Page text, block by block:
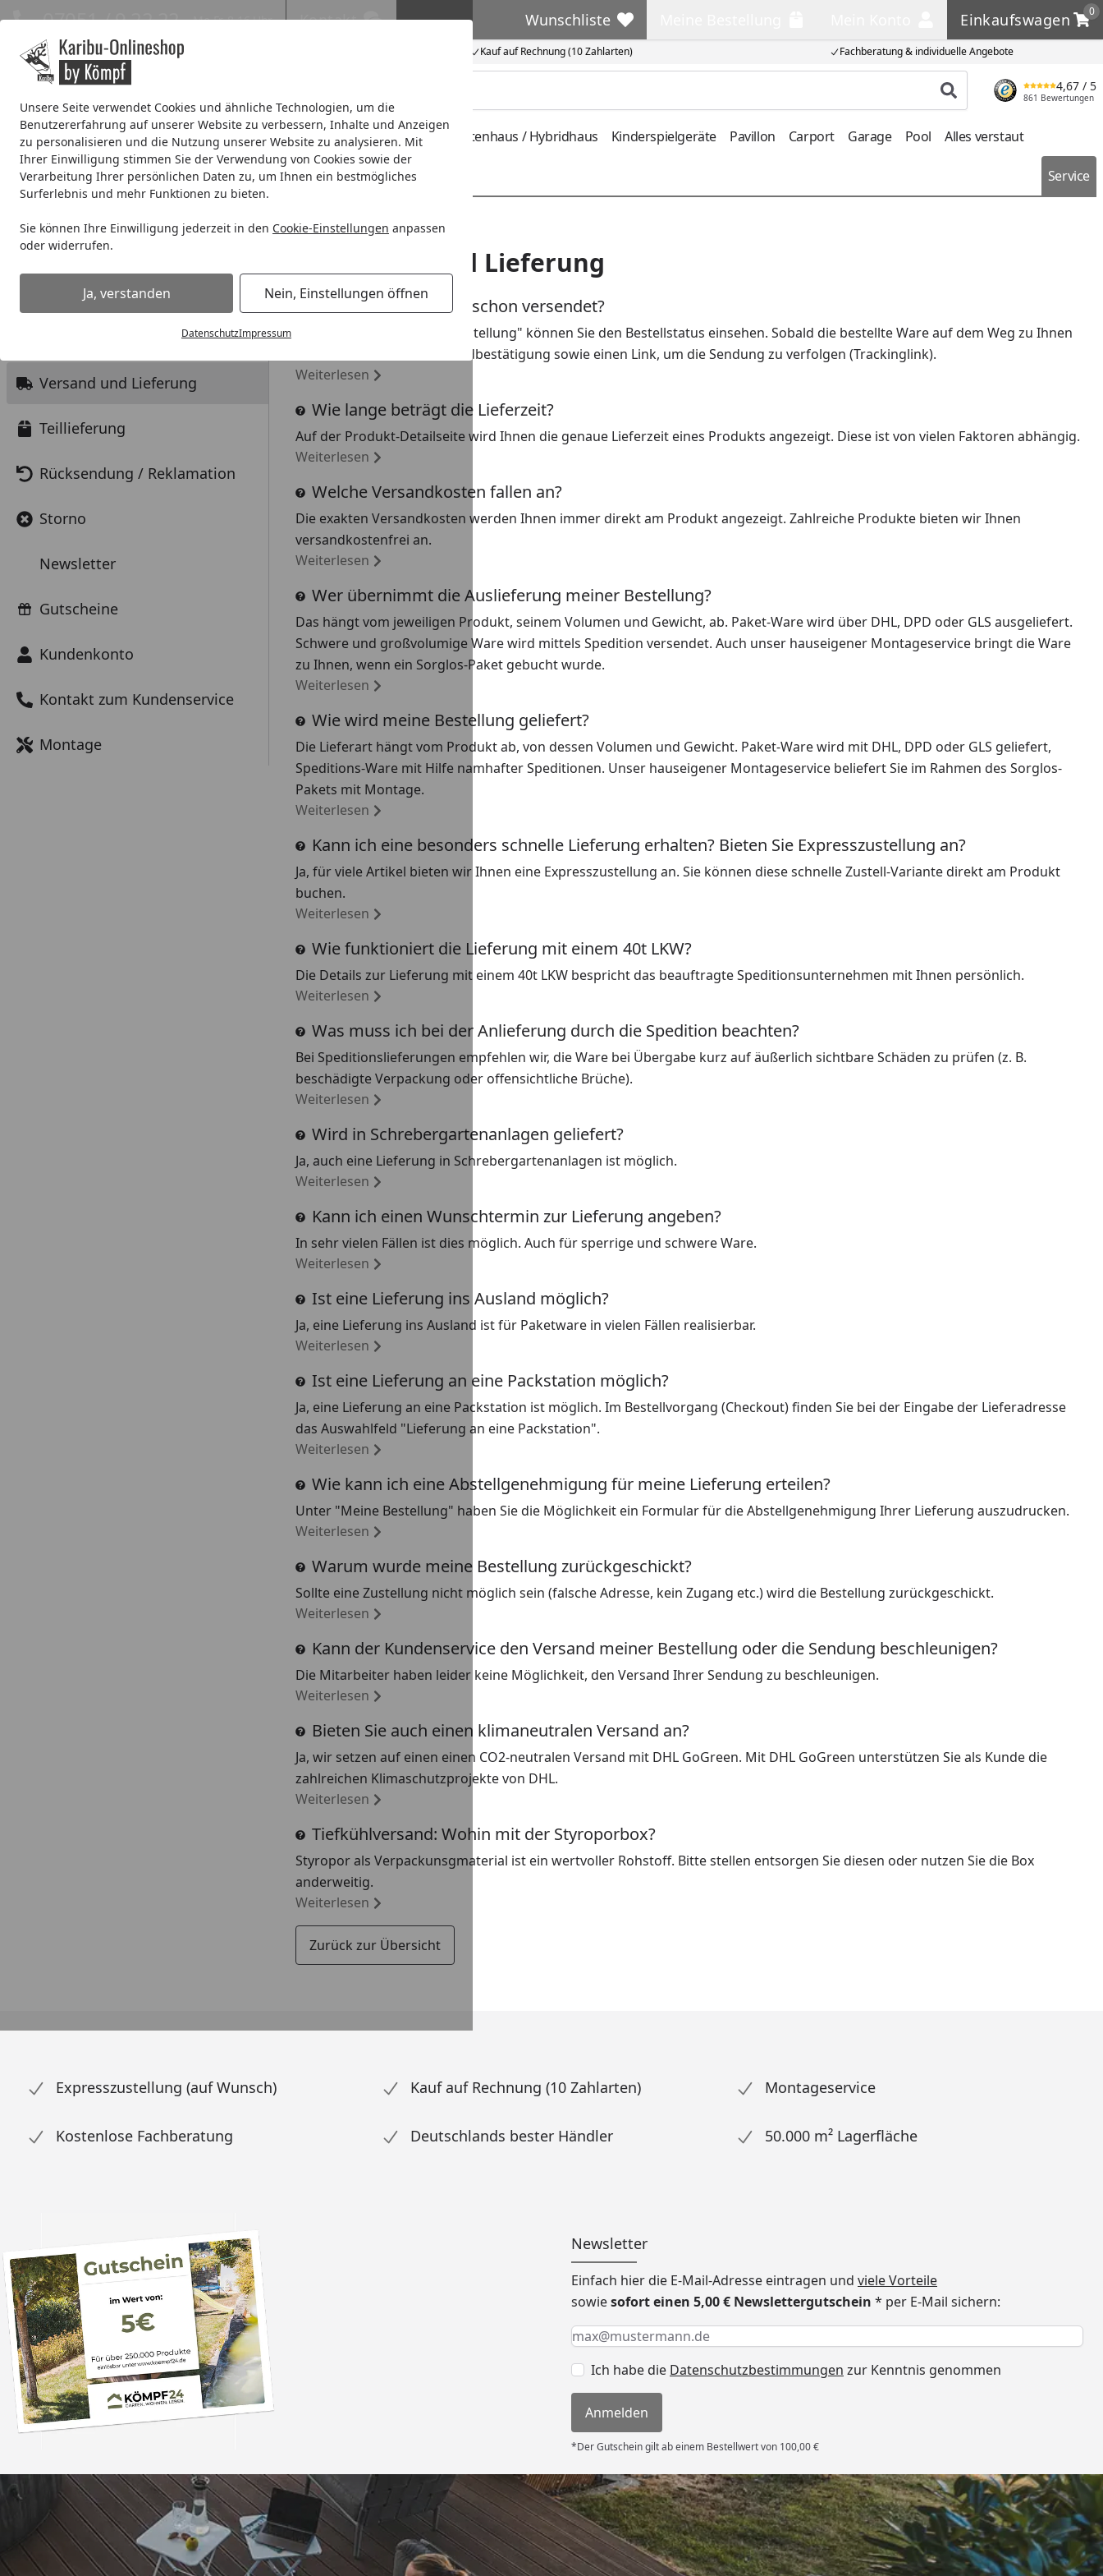
Unsere Seite verwendet Cookies und ähnliche Technologien, um die
Benutzererfahrung auf unserer Website zu verbessern, Inhalte und Anzeigen
zu personalisieren und die Nutzung unserer Website zu analysieren. Mit
Ihrer Einwilligung stimmen Sie der Verwendung von Cookies sowie der
Verarbeitung Ihrer persönlichen Daten zu, um Ihnen ein bestmögliches
Surferlebnis und mehr Funktionen zu bieten.
Sie können Ihre Einwilligung jederzeit in den Cookie-Einstellungen anpassen
oder widerrufen.
Ja, verstanden Nein, Einstellungen öffnen
DatenschutzImpressum
Eigene Montage-Teams Kauf auf Rechnung (10 Zahlarten) Fachberatung & individuelle Angebote
07051 / 9 22 22 Mo-Fr. 8-16 Uhr Kontakt Wunschliste
Wunschliste Einkaufswagen
0
Einkaufswagen
Produkt suchen
4,67 / 5
861 Bewertungen
Systemhaus Blockbohlenhaus Gartenhäuser Expresslieferung Metallgartenhaus / Hybridhaus Kinderspielgeräte Pavillon Carport Garage Pool Alles verstaut
Wellness % Sale % Service
Startseite
FAQ - Versand & Lieferung
Antworten zu den Themen
Bestellung
Bezahlung & Rechnung
Versand und Lieferung
Teillieferung
Rücksendung / Reklamation
Storno
Newsletter
Gutscheine
Kundenkonto
Kontakt zum Kundenservice
Montage
Versand und Lieferung
Ist meine Bestellung schon versendet?
Unter der Rubrik "Meine Bestellung" können Sie den Bestellstatus einsehen. Sobald die bestellte Ware auf dem Weg zu Ihnen
ist, erhalten Sie eine Versandbestätigung sowie einen Link, um die Sendung zu verfolgen (Trackinglink).
Weiterlesen
Wie lange beträgt die Lieferzeit?
Auf der Produkt-Detailseite wird Ihnen die genaue Lieferzeit eines Produkts angezeigt. Diese ist von vielen Faktoren abhängig.
Weiterlesen
Welche Versandkosten fallen an?
Die exakten Versandkosten werden Ihnen immer direkt am Produkt angezeigt. Zahlreiche Produkte bieten wir Ihnen
versandkostenfrei an.
Weiterlesen
Wer übernimmt die Auslieferung meiner Bestellung?
Das hängt vom jeweiligen Produkt, seinem Volumen und Gewicht, ab. Paket-Ware wird über DHL, DPD oder GLS ausgeliefert.
Schwere und großvolumige Ware wird mittels Spedition versendet. Auch unser hauseigener Montageservice bringt die Ware
zu Ihnen, wenn ein Sorglos-Paket gebucht wurde.
Weiterlesen
Wie wird meine Bestellung geliefert?
Die Lieferart hängt vom Produkt ab, von dessen Volumen und Gewicht. Paket-Ware wird mit DHL, DPD oder GLS geliefert,
Speditions-Ware mit Hilfe namhafter Speditionen. Unser hauseigener Montageservice beliefert Sie im Rahmen des Sorglos-
Pakets mit Montage.
Weiterlesen
Kann ich eine besonders schnelle Lieferung erhalten? Bieten Sie Expresszustellung an?
Ja, für viele Artikel bieten wir Ihnen eine Expresszustellung an. Sie können diese schnelle Zustell-Variante direkt am Produkt
buchen.
Weiterlesen
Wie funktioniert die Lieferung mit einem 40t LKW?
Die Details zur Lieferung mit einem 40t LKW bespricht das beauftragte Speditionsunternehmen mit Ihnen persönlich.
Weiterlesen
Was muss ich bei der Anlieferung durch die Spedition beachten?
Bei Speditionslieferungen empfehlen wir, die Ware bei Übergabe kurz auf äußerlich sichtbare Schäden zu prüfen (z. B.
beschädigte Verpackung oder offensichtliche Brüche).
Weiterlesen
Wird in Schrebergartenanlagen geliefert?
Ja, auch eine Lieferung in Schrebergartenanlagen ist möglich.
Weiterlesen
Kann ich einen Wunschtermin zur Lieferung angeben?
In sehr vielen Fällen ist dies möglich. Auch für sperrige und schwere Ware.
Weiterlesen
Ist eine Lieferung ins Ausland möglich?
Ja, eine Lieferung ins Ausland ist für Paketware in vielen Fällen realisierbar.
Weiterlesen
Ist eine Lieferung an eine Packstation möglich?
Ja, eine Lieferung an eine Packstation ist möglich. Im Bestellvorgang (Checkout) finden Sie bei der Eingabe der Lieferadresse
das Auswahlfeld "Lieferung an eine Packstation".
Weiterlesen
Wie kann ich eine Abstellgenehmigung für meine Lieferung erteilen?
Unter "Meine Bestellung" haben Sie die Möglichkeit ein Formular für die Abstellgenehmigung Ihrer Lieferung auszudrucken.
Weiterlesen
Warum wurde meine Bestellung zurückgeschickt?
Sollte eine Zustellung nicht möglich sein (falsche Adresse, kein Zugang etc.) wird die Bestellung zurückgeschickt.
Weiterlesen
Kann der Kundenservice den Versand meiner Bestellung oder die Sendung beschleunigen?
Die Mitarbeiter haben leider keine Möglichkeit, den Versand Ihrer Sendung zu beschleunigen.
Weiterlesen
Bieten Sie auch einen klimaneutralen Versand an?
Ja, wir setzen auf einen einen CO2-neutralen Versand mit DHL GoGreen. Mit DHL GoGreen unterstützen Sie als Kunde die
zahlreichen Klimaschutzprojekte von DHL.
Weiterlesen
Tiefkühlversand: Wohin mit der Styroporbox?
Styropor als Verpackunsgmaterial ist ein wertvoller Rohstoff. Bitte stellen entsorgen Sie diesen oder nutzen Sie die Box
anderweitig.
Weiterlesen
Zurück zur Übersicht
Expresszustellung (auf Wunsch) Kauf auf Rechnung (10 Zahlarten) Montageservice
Kostenlose Fachberatung Deutschlands bester Händler 50.000 m² Lagerfläche
Newsletter
Einfach hier die E-Mail-Adresse eintragen und viele Vorteile
sowiesofort einen 5,00 € Newslettergutschein * per E-Mail sichern:
Keine Eingabe erforderlich
Eingabe erforderlich
E-Mail *
Ich habe die Datenschutzbestimmungen zur Kenntnis genommen
Anmelden
*Der Gutschein gilt ab einem Bestellwert von 100,00 €
Trusted Shops
„Tolle Qualität, guter Preis,
Versand